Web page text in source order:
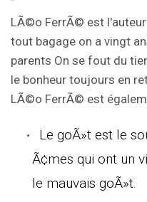
LÃ©o FerrÃ© est l'auteur
tout bagage on a vingt
parents On se fout du
le bonheur toujours en
LÃ©o FerrÃ© est
Le goÃ»t est le
Ã¢mes qui ont un
le mauvais goÃ»t.